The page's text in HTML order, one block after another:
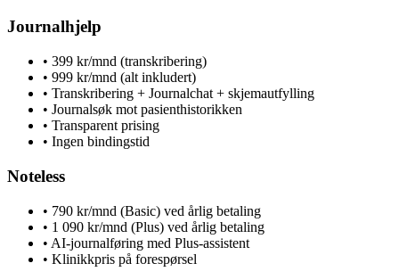
Journalhjelp
• 399 kr/mnd (transkribering)
• 999 kr/mnd (alt inkludert)
• Transkribering + Journalchat + skjemautfylling
• Journalsøk mot pasienthistorikken
• Transparent prising
• Ingen bindingstid
Noteless
• 790 kr/mnd (Basic) ved årlig betaling
• 1 090 kr/mnd (Plus) ved årlig betaling
• AI-journalføring med Plus-assistent
• Klinikkpris på forespørsel